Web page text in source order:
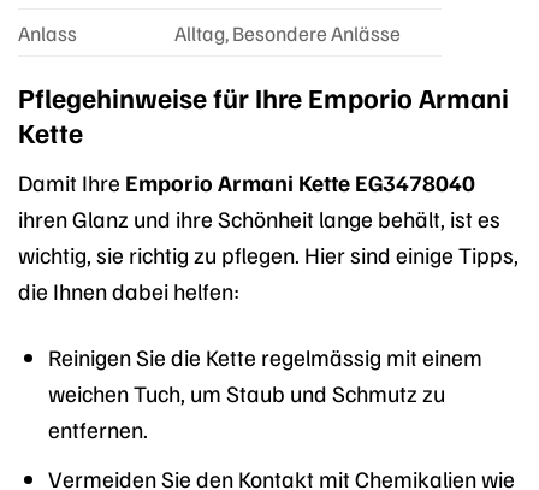
Anlass Alltag, Besondere Anlässe
Pflegehinweise für Ihre Emporio Armani
Kette
Damit Ihre Emporio Armani Kette EG3478040
ihren Glanz und ihre Schönheit lange behält, ist es
wichtig, sie richtig zu pflegen. Hier sind einige Tipps,
die Ihnen dabei helfen:
Reinigen Sie die Kette regelmässig mit einem
weichen Tuch, um Staub und Schmutz zu
entfernen.
Vermeiden Sie den Kontakt mit Chemikalien wie